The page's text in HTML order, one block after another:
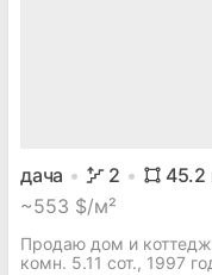
дача 2 45.2
~553 $/м²
Продаю дом и
комн. 5.11 сот., 1997